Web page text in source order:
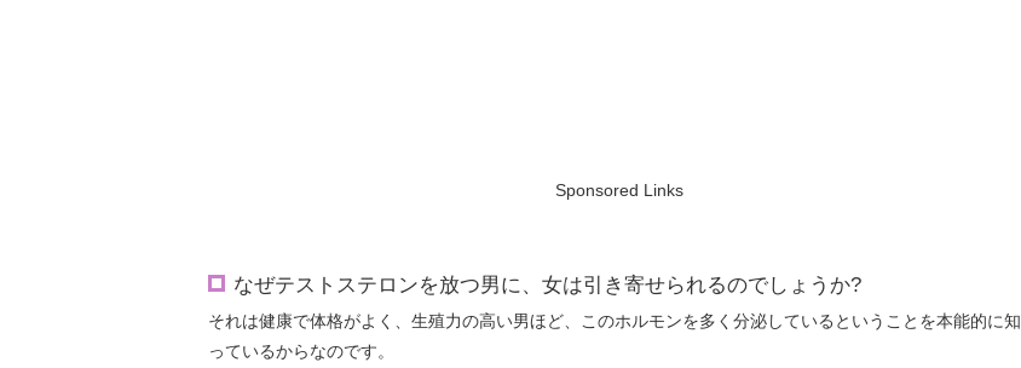
Sponsored Links
なぜテストステロンを放つ男に、女は引き寄せられるのでしょうか?
それは健康で体格がよく、生殖力の高い男ほど、このホルモンを多く分泌しているということを本能的に知
っているからなのです。